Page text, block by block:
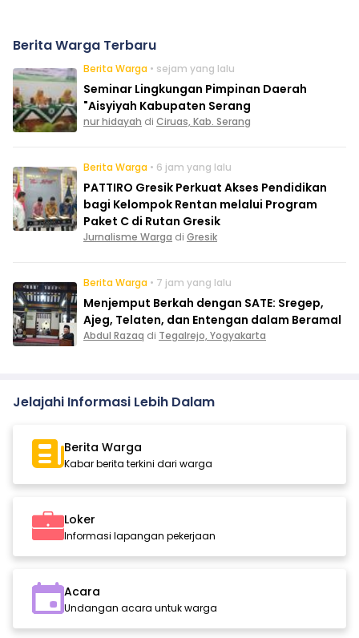
Berita Warga Terbaru
Berita Warga • sejam yang lalu
Seminar Lingkungan Pimpinan Daerah
"Aisyiyah Kabupaten Serang
nur hidayah di Ciruas, Kab. Serang
Berita Warga • 6 jam yang lalu
PATTIRO Gresik Perkuat Akses Pendidikan
bagi Kelompok Rentan melalui Program
Paket C di Rutan Gresik
Jurnalisme Warga di Gresik
Berita Warga • 7 jam yang lalu
Menjemput Berkah dengan SATE: Sregep,
Ajeg, Telaten, dan Entengan dalam Beramal
Abdul Razaq di Tegalrejo, Yogyakarta
Jelajahi Informasi Lebih Dalam
Berita Warga
Kabar berita terkini dari warga
Loker
Informasi lapangan pekerjaan
Acara
Undangan acara untuk warga